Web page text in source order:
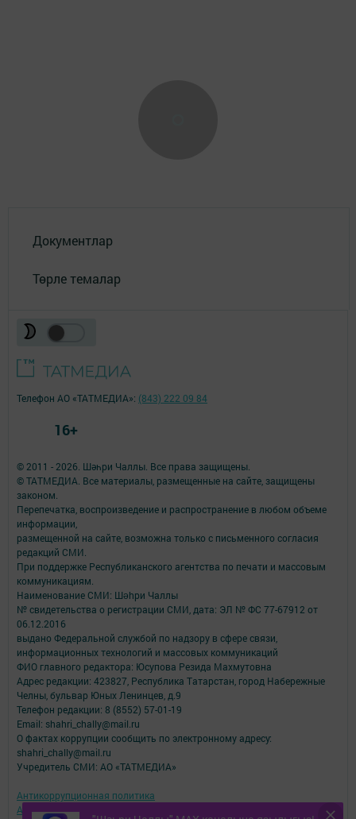
Документлар
Төрле темалар
© 2011 - 2026. Шәһри Чаллы. Все права защищены.
© ТАТМЕДИА. Все материалы, размещенные на сайте, защищены
законом.
Перепечатка, воспроизведение и распространение в любом объеме
информации,
размещенной на сайте, возможна только с письменного согласия
редакций СМИ.
При поддержке Республиканского агентства по печати и массовым
коммуникациям.
Наименование СМИ: Шəhри Чаллы
№ свидетельства о регистрации СМИ, дата: ЭЛ № ФС 77-67912 от
06.12.2016
выдано Федеральной службой по надзору в сфере связи,
информационных технологий и массовых коммуникаций
ФИО главного редактора: Юсупова Резида Махмутовна
Адрес редакции: 423827, Республика Татарстан, город Набережные
Челны, бульвар Юных Ленинцев, д.9
Телефон редакции: 8 (8552) 57-01-19
Email: shahri_chally@mail.ru
О фактах коррупции сообщить по электронному адресу:
shahri_chally@mail.ru
Учредитель СМИ: АО «ТАТМЕДИА»
Антикоррупционная политика
АО «ТАТМЕДИА» использует «cookie»
для персонализации сервисов и
Телефон АО «ТАТМЕДИА»: (843) 222 09 84
16+